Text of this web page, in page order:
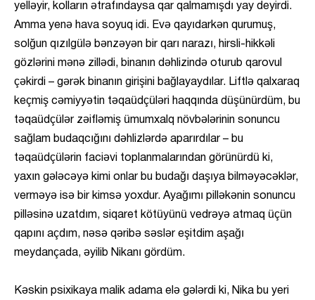
yelləyir, kolların ətrafındaysa qar qalmamışdı yay deyirdi.
Amma yenə hava soyuq idi. Evə qayıdarkən qurumuş,
solğun qızılgülə bənzəyən bir qarı narazı, hirsli-hikkəli
gözlərini mənə zillədi, binanın dəhlizində oturub qarovul
çəkirdi – gərək binanın girişini bağlayaydılar. Liftlə qalxaraq
keçmiş cəmiyyətin təqaüdçüləri haqqında düşünürdüm, bu
təqaüdçülər zəifləmiş ümumxalq növbələrinin sonuncu
sağlam budaqcığını dəhlizlərdə aparırdılar – bu
təqaüdçülərin faciəvi toplanmalarından görünürdü ki,
yaxın gələcəyə kimi onlar bu budağı daşıya bilməyəcəklər,
verməyə isə bir kimsə yoxdur. Ayağımı pilləkənin sonuncu
pilləsinə uzatdım, siqaret kötüyünü vedrəyə atmaq üçün
qapını açdım, nəsə qəribə səslər eşitdim aşağı
meydançada, əyilib Nikanı gördüm.
Kəskin psixikaya malik adama elə gələrdi ki, Nika bu yeri